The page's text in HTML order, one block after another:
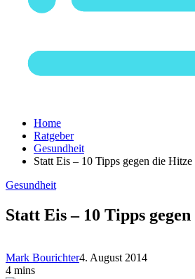
Home
Ratgeber
Gesundheit
Statt Eis – 10 Tipps gegen die Hitze
Gesundheit
Statt Eis – 10 Tipps
Mark Bourichter4. August 2014
4 mins